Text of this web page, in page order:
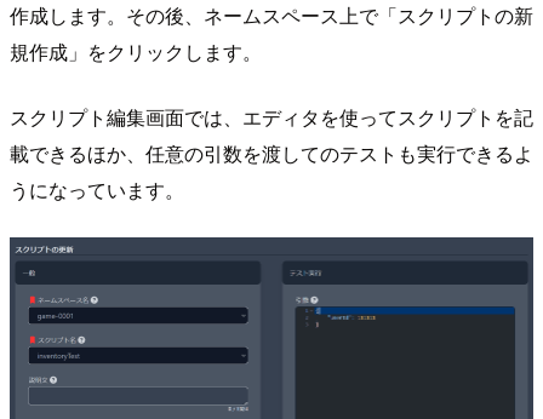
作成します。その後、ネームスペース上で「スクリプトの新
規作成」をクリックします。
スクリプト編集画面では、エディタを使ってスクリプトを記
載できるほか、任意の引数を渡してのテストも実行できるよ
うになっています。